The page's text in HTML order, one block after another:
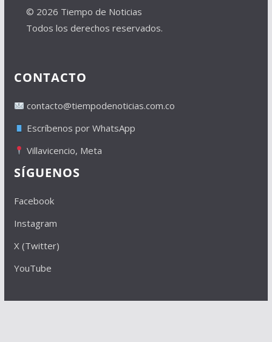
© 2026 Tiempo de Noticias
Todos los derechos reservados.
CONTACTO
contacto@tiempodenoticias.com.co
Escríbenos por WhatsApp
Villavicencio, Meta
SÍGUENOS
Facebook
Instagram
X (Twitter)
YouTube